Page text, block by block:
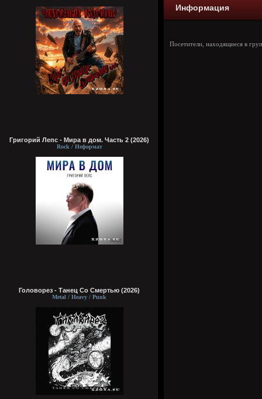
Григорий Лепс - Мира в дом. Часть 2 (2026)
Rock / Неформат
Головорез - Tанец Со Смертью (2026)
Metal / Heavy / Punk
Информация
Посетители, находящиеся в